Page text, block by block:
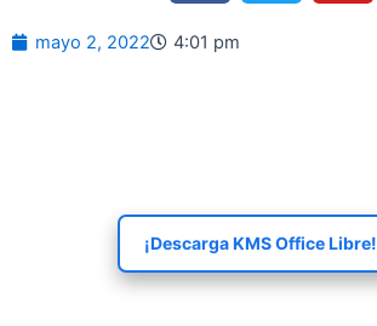
e
mayo 2, 2022 4:01 pm
¡Descarga KMS Office Libre!